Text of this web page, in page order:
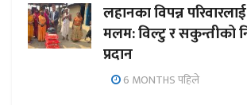
लहानका विपन्न
मलम: विल्टु र सकुन्तीको
प्रदान
6 MONTHS पहिले